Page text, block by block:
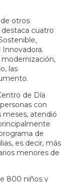
otros
cuatro
Innovadora.
las
de Día
con
meses, atendió
de
es decir, más
menores de
800 niños y